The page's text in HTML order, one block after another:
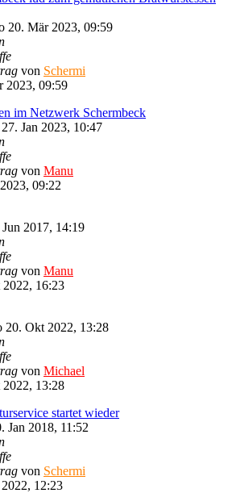
20. Mär 2023, 09:59
von Schermi
2023, 09:59
im Netzwerk Schermbeck
Jan 2023, 10:47
von Manu
09:22
Jun 2017, 14:19
von Manu
16:23
20. Okt 2022, 13:28
von Michael
13:28
startet wieder
Jan 2018, 11:52
von Schermi
12:23